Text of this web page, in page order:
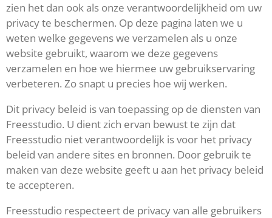
zien het dan ook als onze verantwoordelijkheid om uw
privacy te beschermen. Op deze pagina laten we u
weten welke gegevens we verzamelen als u onze
website gebruikt, waarom we deze gegevens
verzamelen en hoe we hiermee uw gebruikservaring
verbeteren. Zo snapt u precies hoe wij werken.
Dit privacy beleid is van toepassing op de diensten van
Freesstudio. U dient zich ervan bewust te zijn dat
Freesstudio niet verantwoordelijk is voor het privacy
beleid van andere sites en bronnen. Door gebruik te
maken van deze website geeft u aan het privacy beleid
te accepteren.
Freesstudio respecteert de privacy van alle gebruikers